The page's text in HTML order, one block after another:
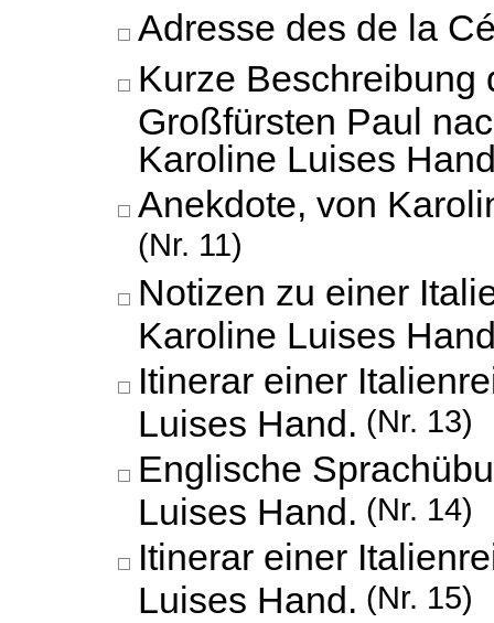
Adresse des de la
Kurze Beschreibung
Großfürsten Paul
Karoline Luises
Anekdote, von
(Nr. 11)
Notizen zu einer
Karoline Luises
Itinerar einer
Luises Hand. (Nr. 13)
Englische
Luises Hand. (Nr. 14)
Itinerar einer
Luises Hand. (Nr. 15)